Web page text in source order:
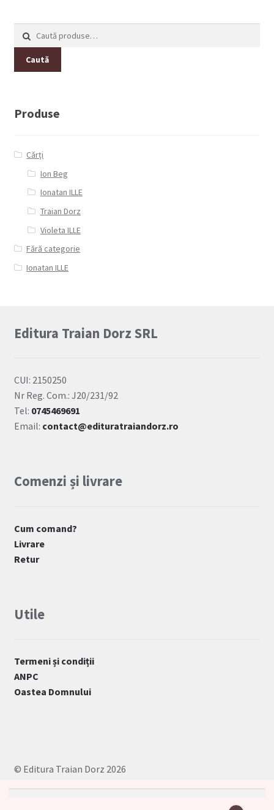
după:
Caută
Produse
Cărți
Ion Beg
Ionatan ILLE
Traian Dorz
Violeta ILLE
Fără categorie
Ionatan ILLE
Editura Traian Dorz SRL
CUI: 2150250
Nr Reg. Com.: J20/231/92
Tel: 0745469691
Email: contact@edituratraiandorz.ro
Comenzi și livrare
Cum comand?
Livrare
Retur
Utile
Termeni și condiții
ANPC
Oastea Domnului
© Editura Traian Dorz 2026